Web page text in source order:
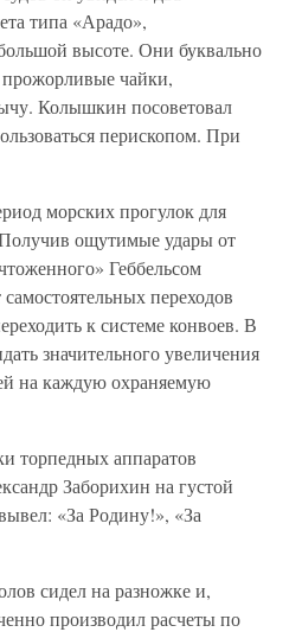
типа «Арадо»,
высоте. Они буквально
чайки,
Колышкин посоветовал
перископом. При
морских прогулок для
ощутимые удары от
Геббельсом
переходов
к системе конвоев. В
значительного увеличения
на каждую охраняемую
торпедных аппаратов
Заборихин на густой
«За Родину!», «За
сидел на разножке и,
производил расчеты по